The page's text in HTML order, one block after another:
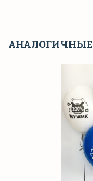
АНАЛОГИЧНЫЕ